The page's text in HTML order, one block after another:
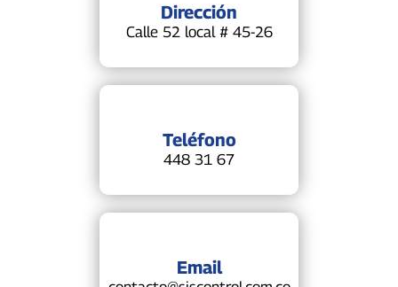
Dirección
Calle 52 local # 45-26
Teléfono
448 31 67
Email